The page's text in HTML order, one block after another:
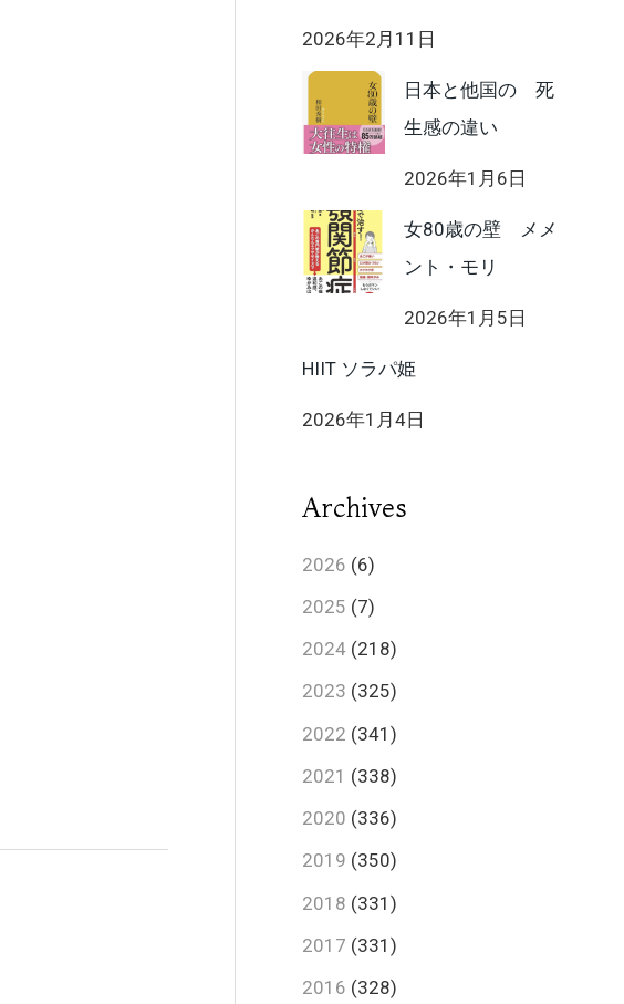
2026年2月11日
日本と他国の 死
生感の違い
2026年1月6日
女80歳の壁 メメ
ント・モリ
2026年1月5日
HIIT ソラパ姫
2026年1月4日
Archives
2026 (6)
2025 (7)
2024 (218)
2023 (325)
2022 (341)
2021 (338)
2020 (336)
2019 (350)
2018 (331)
2017 (331)
2016 (328)